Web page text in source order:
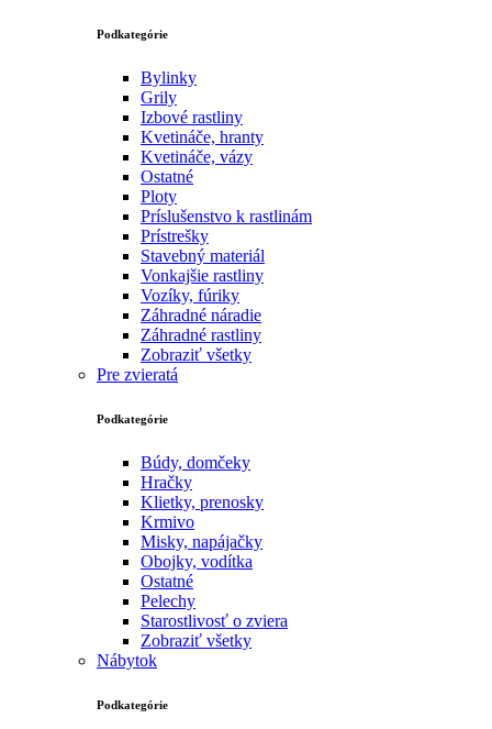
Podkategórie
Bylinky
Grily
Izbové rastliny
Kvetináče, hranty
Kvetináče, vázy
Ostatné
Ploty
Príslušenstvo k rastlinám
Prístrešky
Stavebný materiál
Vonkajšie rastliny
Vozíky, fúriky
Záhradné náradie
Záhradné rastliny
Zobraziť všetky
Pre zvieratá
Podkategórie
Búdy, domčeky
Hračky
Klietky, prenosky
Krmivo
Misky, napájačky
Obojky, vodítka
Ostatné
Pelechy
Starostlivosť o zviera
Zobraziť všetky
Nábytok
Podkategórie